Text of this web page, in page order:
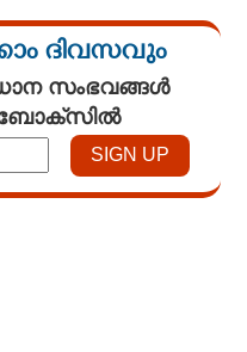
ദിവസവും
സംഭവങ്ങൾ